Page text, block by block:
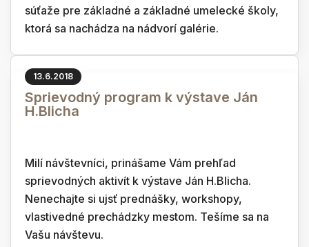
súťaže pre základné a základné umelecké školy,
ktorá sa nachádza na nádvorí galérie.
13.6.2018
Sprievodný program k výstave Ján
H.Blicha
Milí návštevníci, prinášame Vám prehľad
sprievodných aktivít k výstave Ján H.Blicha.
Nenechajte si ujsť prednášky, workshopy,
vlastivedné prechádzky mestom. Tešíme sa na
Vašu návštevu.